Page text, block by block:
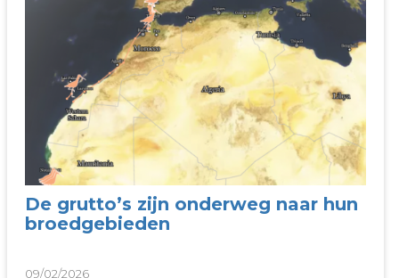
De grutto’s zijn onderweg naar hun
broedgebieden
09/02/2026